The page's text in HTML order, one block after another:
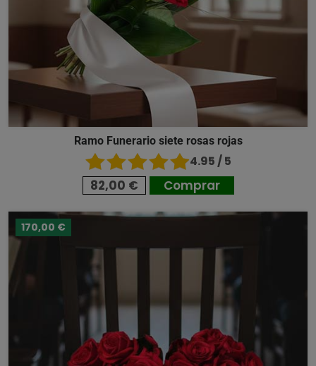
Ramo Funerario siete rosas rojas
4.95 / 5
82,00 € Comprar
170,00 €